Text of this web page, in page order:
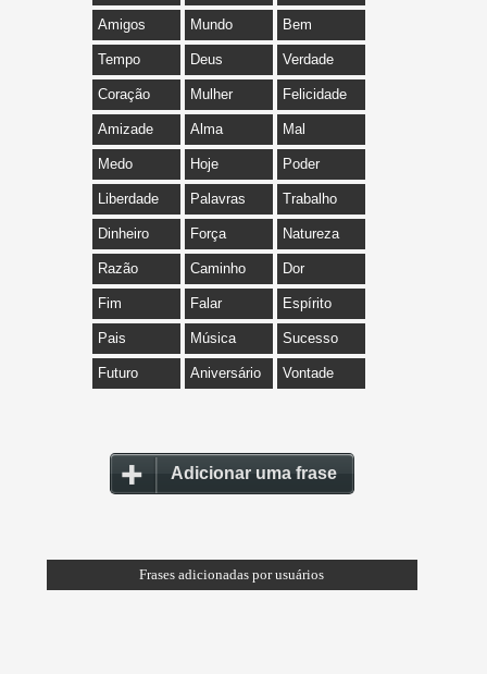
Amigos Mundo Bem
Tempo Deus Verdade
Coração Mulher Felicidade
Amizade Alma Mal
Medo Hoje Poder
Liberdade Palavras Trabalho
Dinheiro Força Natureza
Razão Caminho Dor
Fim Falar Espírito
Pais Música Sucesso
Futuro Aniversário Vontade
Adicionar uma frase
Frases adicionadas por usuários